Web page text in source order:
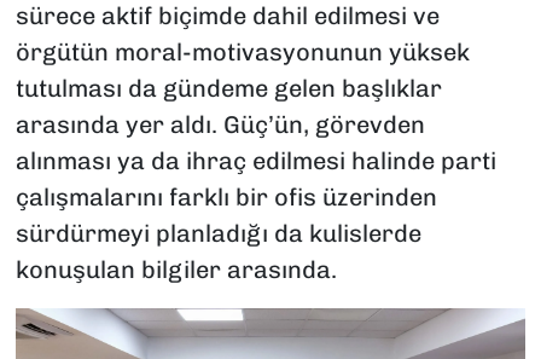
sürece aktif biçimde dahil edilmesi ve
örgütün moral-motivasyonunun yüksek
tutulması da gündeme gelen başlıklar
arasında yer aldı. Güç’ün, görevden
alınması ya da ihraç edilmesi halinde parti
çalışmalarını farklı bir ofis üzerinden
sürdürmeyi planladığı da kulislerde
konuşulan bilgiler arasında.